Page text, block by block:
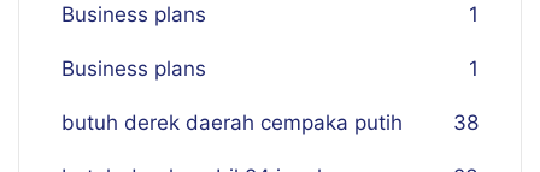
Business plans 1
Business plans 1
butuh derek daerah cempaka putih 38